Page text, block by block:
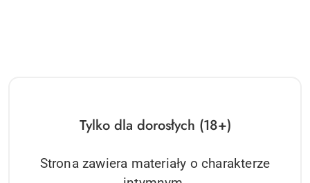
Tylko dla dorosłych (18+)
Strona zawiera materiały o charakterze